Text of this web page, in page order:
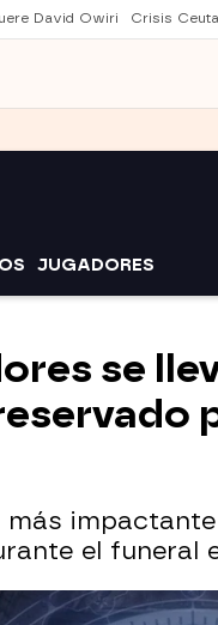
David Owiri Crisis Ceuta
JUGADORES
se
el funeral